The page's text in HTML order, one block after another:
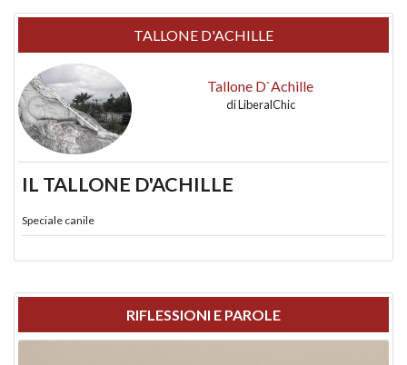
TALLONE D'ACHILLE
Tallone D`Achille
diLiberalChic
IL TALLONE D'ACHILLE
Speciale canile
RIFLESSIONI E PAROLE